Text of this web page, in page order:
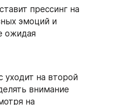
прессинг на
эмоций и
ожидая
уходит на второй
внимание
на